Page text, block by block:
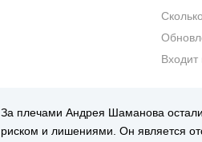
Входит
За плечами Андрея Шаманова
риском и лишениями. Он является